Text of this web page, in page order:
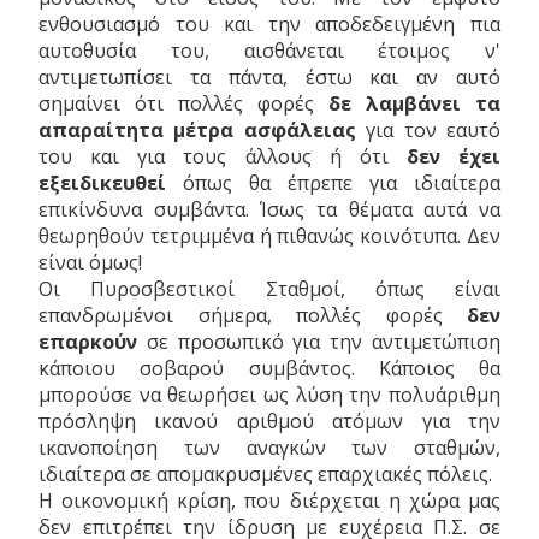
ενθουσιασμό του και την αποδεδειγμένη πια
αυτοθυσία του, αισθάνεται έτοιμος ν'
αντιμετωπίσει τα πάντα, έστω και αν αυτό
σημαίνει ότι πολλές φορές δε λαμβάνει τα
απαραίτητα μέτρα ασφάλειας για τον εαυτό
του και για τους άλλους ή ότι δεν έχει
εξειδικευθεί όπως θα έπρεπε για ιδιαίτερα
επικίνδυνα συμβάντα. Ίσως τα θέματα αυτά να
θεωρηθούν τετριμμένα ή πιθανώς κοινότυπα. Δεν
είναι όμως!
Οι Πυροσβεστικοί Σταθμοί, όπως είναι
επανδρωμένοι σήμερα, πολλές φορές δεν
επαρκούν σε προσωπικό για την αντιμετώπιση
κάποιου σοβαρού συμβάντος. Κάποιος θα
μπορούσε να θεωρήσει ως λύση την πολυάριθμη
πρόσληψη ικανού αριθμού ατόμων για την
ικανοποίηση των αναγκών των σταθμών,
ιδιαίτερα σε απομακρυσμένες επαρχιακές πόλεις.
Η οικονομική κρίση, που διέρχεται η χώρα μας
δεν επιτρέπει την ίδρυση με ευχέρεια Π.Σ. σε